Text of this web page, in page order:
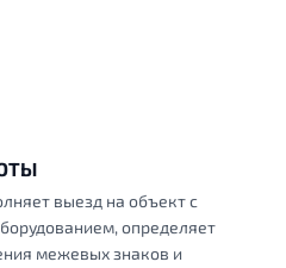
выезд на объект с
определяет
межевых знаков и